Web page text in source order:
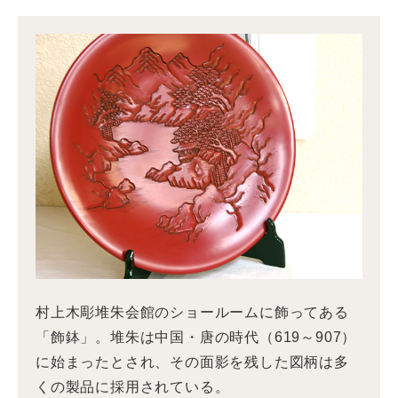
村上木彫堆朱会館のショールームに飾ってある
「飾鉢」。堆朱は中国・唐の時代（619～907）
に始まったとされ、その面影を残した図柄は多
くの製品に採用されている。